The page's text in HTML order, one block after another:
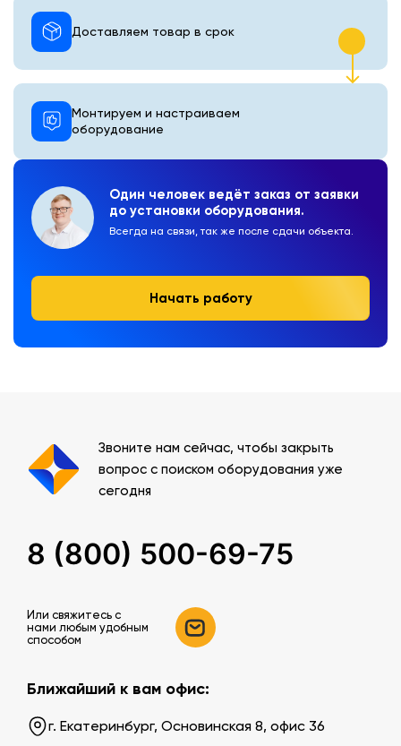
Один человек ведёт заказ от заявки
до установки оборудования.
Всегда на связи, так же после сдачи объекта.
Начать работу
Монтируем и настраиваем
оборудование
Доставляем товар в срок
Звоните нам сейчас, чтобы закрыть
вопрос с поиском оборудования уже
сегодня
8 (800) 500-69-75
Или свяжитесь c
нами любым удобным
способом
Ближайший к вам офис:
г. Екатеринбург, Основинская 8, офис 36